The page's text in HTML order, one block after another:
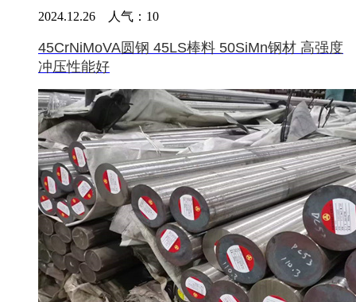
2024.12.26 人气： 10
45CrNiMoVA圆钢 45LS棒料 50SiMn钢材 高强度
冲压性能好